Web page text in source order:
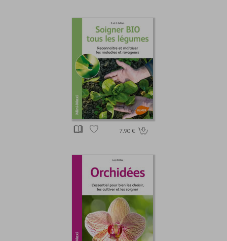
7.90 €